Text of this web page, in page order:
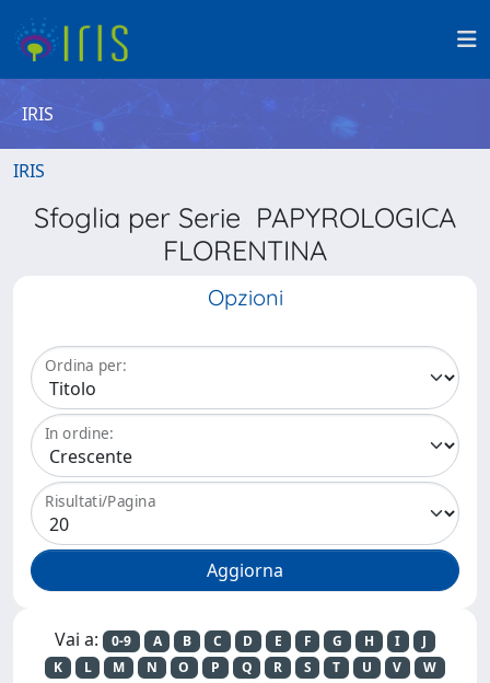
IRIS
IRIS
Sfoglia per Serie PAPYROLOGICA
FLORENTINA
Opzioni
Ordina per:
In ordine:
Risultati/Pagina
Vai a: 0-9 A B C D E F G H I
J
K
L M N O P Q R S T U V
W